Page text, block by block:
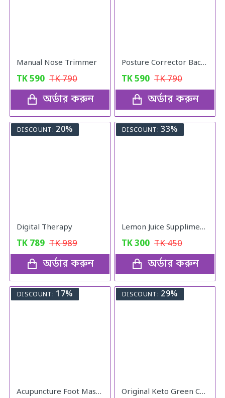
Manual Nose Trimmer
TK590 TK790
অর্ডার করুন
Posture Corrector Back Adjustable Posture
TK590 TK790
অর্ডার করুন
DISCOUNT: 20%
Digital Therapy
TK 789 TK989
অর্ডার করুন
DISCOUNT: 33%
Lemon Juice Suppliment Weight Loss Lemon Juice 120g
TK300 TK450
অর্ডার করুন
DISCOUNT: 17%
Acupuncture Foot Massager
DISCOUNT: 29%
Original Keto Green Coffee weight loss